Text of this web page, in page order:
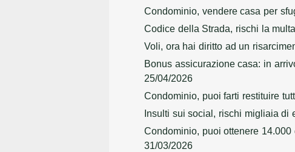
Condominio, vendere casa per
Codice della Strada, rischi la
Voli, ora hai diritto ad un
Bonus assicurazione casa: in
25/04/2026
Condominio, puoi farti restituire
Insulti sui social, rischi migliaia di
Condominio, puoi ottenere
31/03/2026